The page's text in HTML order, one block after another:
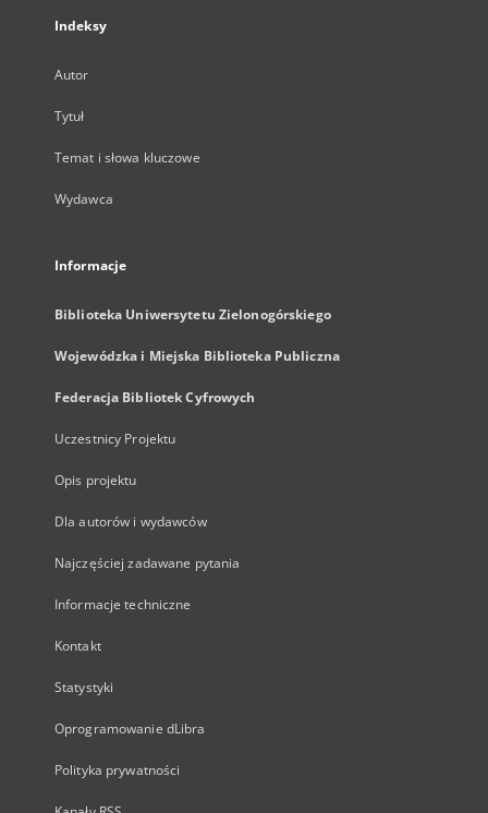
Indeksy
Autor
Tytuł
Temat i słowa kluczowe
Wydawca
Informacje
Biblioteka Uniwersytetu Zielonogórskiego
Wojewódzka i Miejska Biblioteka Publiczna
Federacja Bibliotek Cyfrowych
Uczestnicy Projektu
Opis projektu
Dla autorów i wydawców
Najczęściej zadawane pytania
Informacje techniczne
Kontakt
Statystyki
Oprogramowanie dLibra
Polityka prywatności